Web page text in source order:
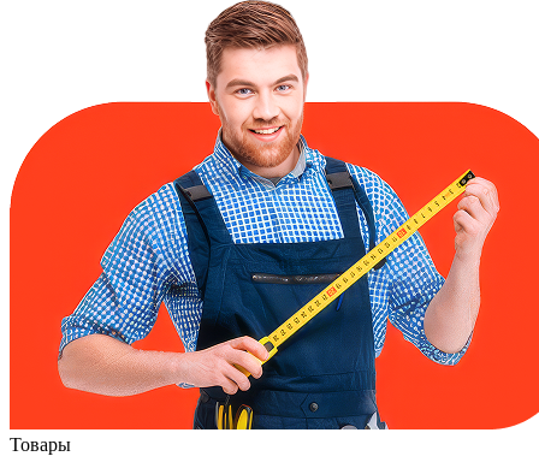
Товары